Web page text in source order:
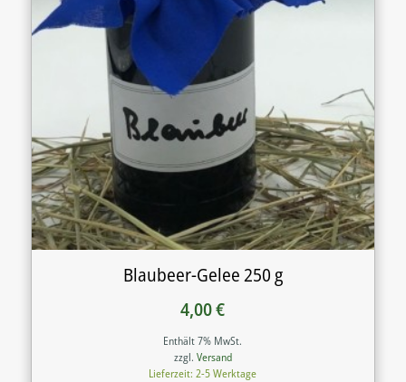
Blaubeer-Gelee 250 g
4,00€
Enthält 7% MwSt.
zzgl. Versand
Lieferzeit: 2-5 Werktage